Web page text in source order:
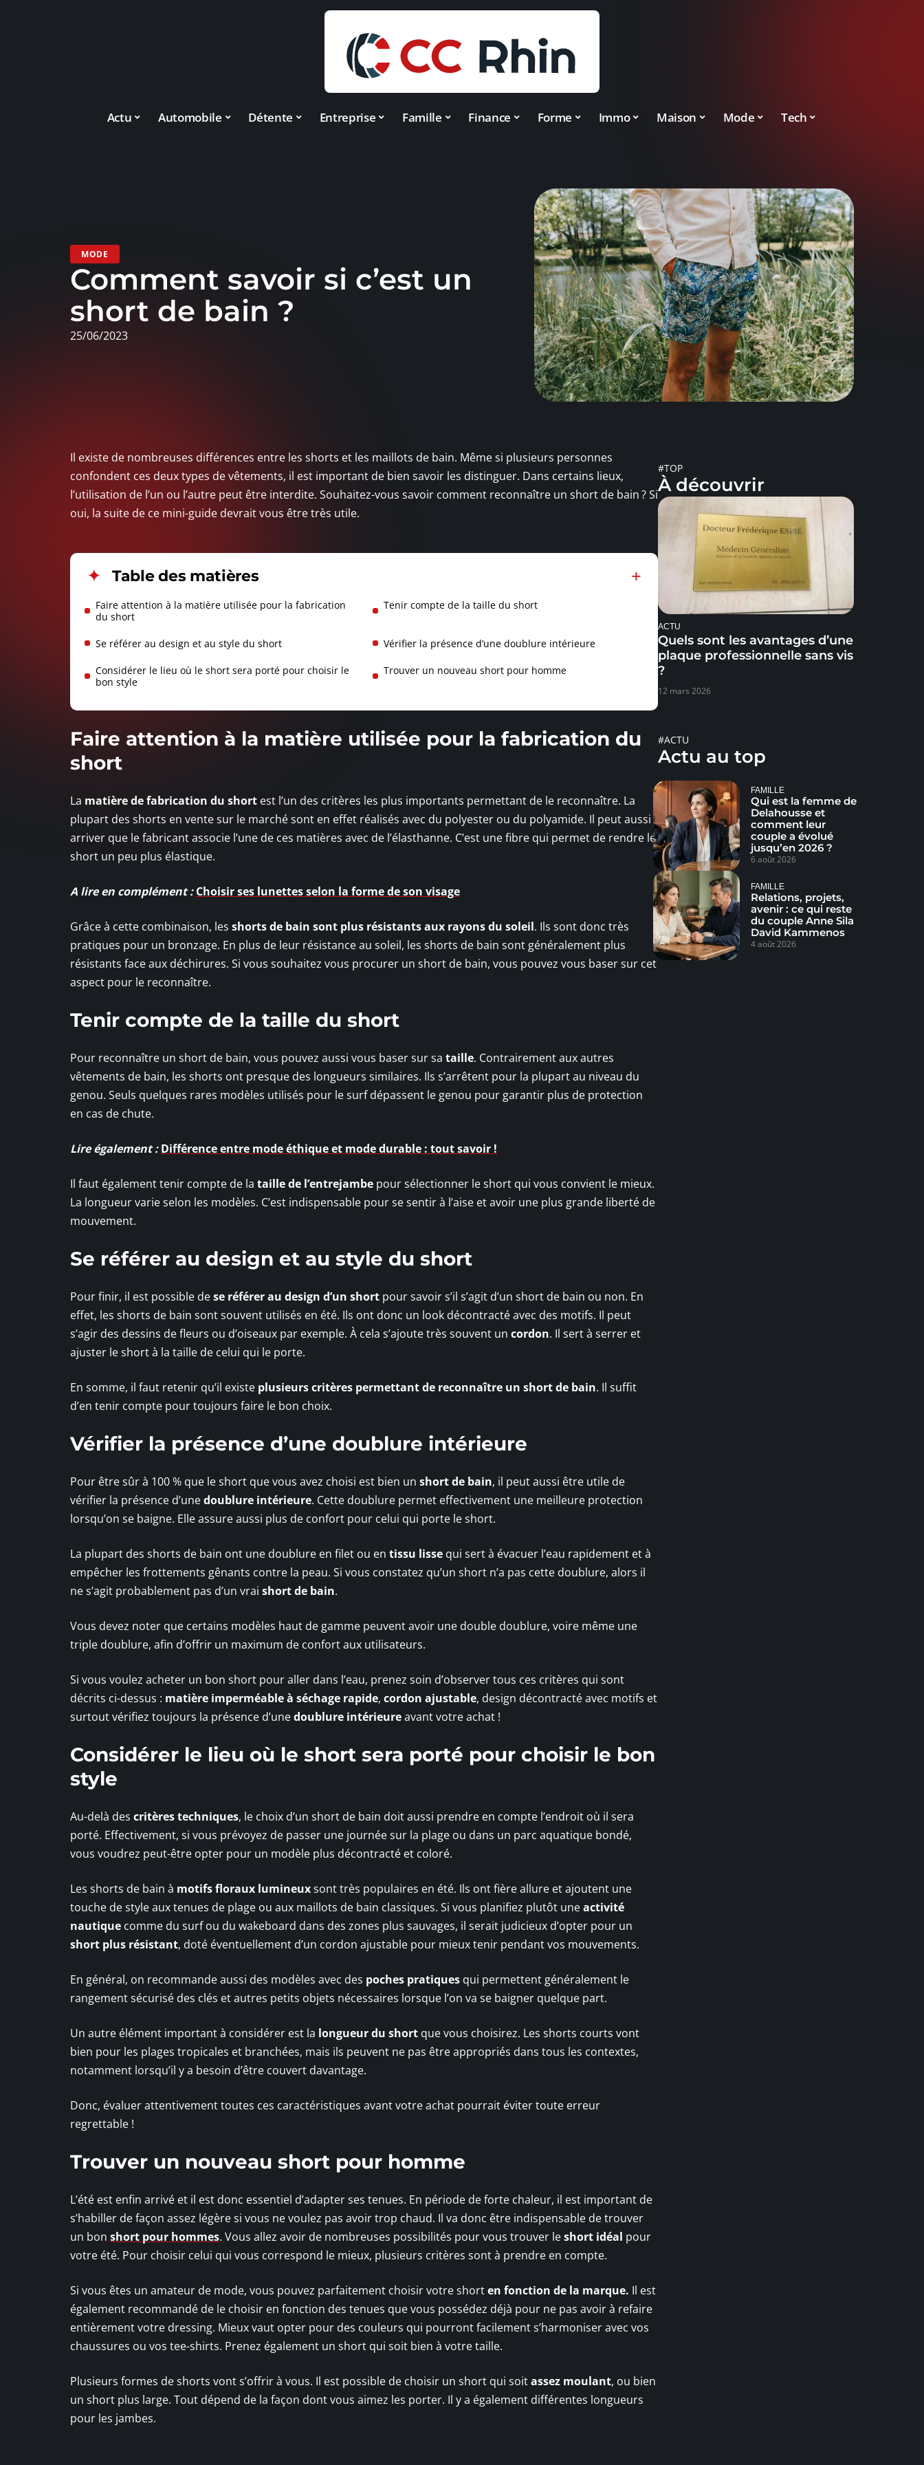
Actu Automobile Détente Entreprise Famille Finance Forme Immo Maison Mode Tech
MODE
Comment savoir si c’est un
short de bain ?
25/06/2023
Il existe de nombreuses différences entre les shorts et les maillots de bain. Même si plusieurs personnes
confondent ces deux types de vêtements, il est important de bien savoir les distinguer. Dans certains lieux,
l’utilisation de l’un ou l’autre peut être interdite. Souhaitez-vous savoir comment reconnaître un short de bain ? Si
oui, la suite de ce mini-guide devrait vous être très utile.
Table des matières
Faire attention à la matière utilisée pour la fabrication
du short
Tenir compte de la taille du short
Se référer au design et au style du short Vérifier la présence d’une doublure intérieure
Considérer le lieu où le short sera porté pour choisir le
bon style
Trouver un nouveau short pour homme
Faire attention à la matière utilisée pour la fabrication du
short
La matière de fabrication du short est l’un des critères les plus importants permettant de le reconnaître. La
plupart des shorts en vente sur le marché sont en effet réalisés avec du polyester ou du polyamide. Il peut aussi
arriver que le fabricant associe l’une de ces matières avec de l’élasthanne. C’est une fibre qui permet de rendre le
short un peu plus élastique.
A lire en complément : Choisir ses lunettes selon la forme de son visage
Grâce à cette combinaison, les shorts de bain sont plus résistants aux rayons du soleil. Ils sont donc très
pratiques pour un bronzage. En plus de leur résistance au soleil, les shorts de bain sont généralement plus
résistants face aux déchirures. Si vous souhaitez vous procurer un short de bain, vous pouvez vous baser sur cet
aspect pour le reconnaître.
Tenir compte de la taille du short
Pour reconnaître un short de bain, vous pouvez aussi vous baser sur sa taille. Contrairement aux autres
vêtements de bain, les shorts ont presque des longueurs similaires. Ils s’arrêtent pour la plupart au niveau du
genou. Seuls quelques rares modèles utilisés pour le surf dépassent le genou pour garantir plus de protection
en cas de chute.
Lire également : Différence entre mode éthique et mode durable : tout savoir !
Il faut également tenir compte de la taille de l’entrejambe pour sélectionner le short qui vous convient le mieux.
La longueur varie selon les modèles. C’est indispensable pour se sentir à l’aise et avoir une plus grande liberté de
mouvement.
Se référer au design et au style du short
Pour finir, il est possible dese référer au design d’un short pour savoir s’il s’agit d’un short de bain ou non. En
effet, les shorts de bain sont souvent utilisés en été. Ils ont donc un look décontracté avec des motifs. Il peut
s’agir des dessins de fleurs ou d’oiseaux par exemple. À cela s’ajoute très souvent un cordon. Il sert à serrer et
ajuster le short à la taille de celui qui le porte.
En somme, il faut retenir qu’il existe plusieurs critères permettant de reconnaître un short de bain. Il suffit
d’en tenir compte pour toujours faire le bon choix.
Vérifier la présence d’une doublure intérieure
Pour être sûr à 100 % que le short que vous avez choisi est bien un short de bain, il peut aussi être utile de
vérifier la présence d’unedoublure intérieure. Cette doublure permet effectivement une meilleure protection
lorsqu’on se baigne. Elle assure aussi plus de confort pour celui qui porte le short.
La plupart des shorts de bain ont une doublure en filet ou en tissu lisse qui sert à évacuer l’eau rapidement et à
empêcher les frottements gênants contre la peau. Si vous constatez qu’un short n’a pas cette doublure, alors il
ne s’agit probablement pas d’un vrai short de bain.
Vous devez noter que certains modèles haut de gamme peuvent avoir une double doublure, voire même une
triple doublure, afin d’offrir un maximum de confort aux utilisateurs.
Si vous voulez acheter un bon short pour aller dans l’eau, prenez soin d’observer tous ces critères qui sont
décrits ci-dessus : matière imperméable à séchage rapide, cordon ajustable, design décontracté avec motifs et
surtout vérifiez toujours la présence d’unedoublure intérieureavant votre achat !
Considérer le lieu où le short sera porté pour choisir le bon
style
Au-delà des critères techniques, le choix d’un short de bain doit aussi prendre en compte l’endroit où il sera
porté. Effectivement, si vous prévoyez de passer une journée sur la plage ou dans un parc aquatique bondé,
vous voudrez peut-être opter pour un modèle plus décontracté et coloré.
Les shorts de bain à motifs floraux lumineuxsont très populaires en été. Ils ont fière allure et ajoutent une
touche de style aux tenues de plage ou aux maillots de bain classiques. Si vous planifiez plutôt uneactivité
nautique comme du surf ou du wakeboard dans des zones plus sauvages, il serait judicieux d’opter pour un
short plus résistant, doté éventuellement d’un cordon ajustable pour mieux tenir pendant vos mouvements.
En général, on recommande aussi des modèles avec des poches pratiques qui permettent généralement le
rangement sécurisé des clés et autres petits objets nécessaires lorsque l’on va se baigner quelque part.
Un autre élément important à considérer est la longueur du short que vous choisirez. Les shorts courts vont
bien pour les plages tropicales et branchées, mais ils peuvent ne pas être appropriés dans tous les contextes,
notamment lorsqu’il y a besoin d’être couvert davantage.
Donc, évaluer attentivement toutes ces caractéristiques avant votre achat pourrait éviter toute erreur
regrettable !
Trouver un nouveau short pour homme
L’été est enfin arrivé et il est donc essentiel d’adapter ses tenues. En période de forte chaleur, il est important de
s’habiller de façon assez légère si vous ne voulez pas avoir trop chaud. Il va donc être indispensable de trouver
un bon short pour hommes. Vous allez avoir de nombreuses possibilités pour vous trouver leshort idéal pour
votre été. Pour choisir celui qui vous correspond le mieux, plusieurs critères sont à prendre en compte.
Si vous êtes un amateur de mode, vous pouvez parfaitement choisir votre shorten fonction de la marque. Il est
également recommandé de le choisir en fonction des tenues que vous possédez déjà pour ne pas avoir à refaire
entièrement votre dressing. Mieux vaut opter pour des couleurs qui pourront facilement s’harmoniser avec vos
chaussures ou vos tee-shirts. Prenez également un short qui soit bien à votre taille.
Plusieurs formes de shorts vont s’offrir à vous. Il est possible de choisir un short qui soitassez moulant, ou bien
un short plus large. Tout dépend de la façon dont vous aimez les porter. Il y a également différentes longueurs
pour les jambes.
#TOP
À découvrir
ACTU
Quels sont les avantages d’une
plaque professionnelle sans vis
?
12 mars 2026
#ACTU
Actu au top
FAMILLE
Qui est la femme de
Delahousse et
comment leur
couple a évolué
jusqu’en 2026 ?
6 août 2026
FAMILLE
Relations, projets,
avenir : ce qui reste
du couple Anne Sila
David Kammenos
4 août 2026